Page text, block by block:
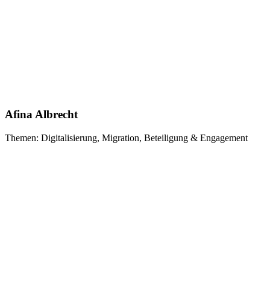
Afina Albrecht
Themen: Digitalisierung, Migration, Beteiligung & Engagement